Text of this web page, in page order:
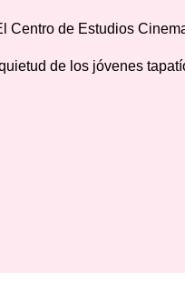
Centro de Estudios
de los jóvenes